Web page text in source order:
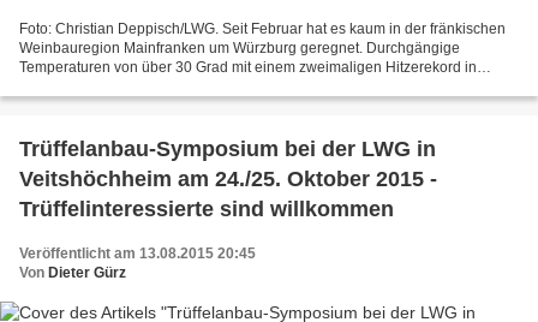
Foto: Christian Deppisch/LWG. Seit Februar hat es kaum in der fränkischen
Weinbauregion Mainfranken um Würzburg geregnet. Durchgängige
Temperaturen von über 30 Grad mit einem zweimaligen Hitzerekord in
Trüffelanbau-Symposium bei der LWG in
Veitshöchheim am 24./25. Oktober 2015 -
Trüffelinteressierte sind willkommen
Veröffentlicht am 13.08.2015 20:45
Von Dieter Gürz